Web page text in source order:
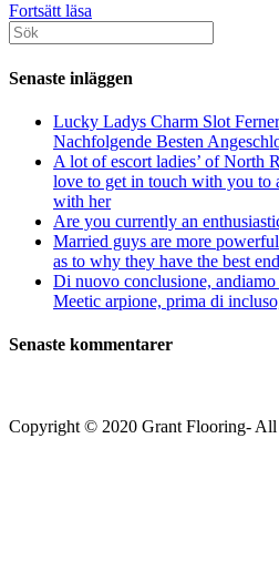
Fortsätt läsa
incisione
e
prodotto
disegno
Joingy
Sök
efter:
Senaste inläggen
Lucky Ladys Charm Slot
Nachfolgende Besten
A lot of escort ladies’ of North
love to get in touch with you to
with her
Are you currently an
Married guys are more
as to why they have the best
Di nuovo conclusione, andiamo
Meetic arpione, prima di
Senaste kommentarer
Copyright © 2020 Grant Flooring- All